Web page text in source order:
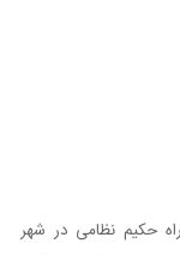
حکیم نظامی در شهر